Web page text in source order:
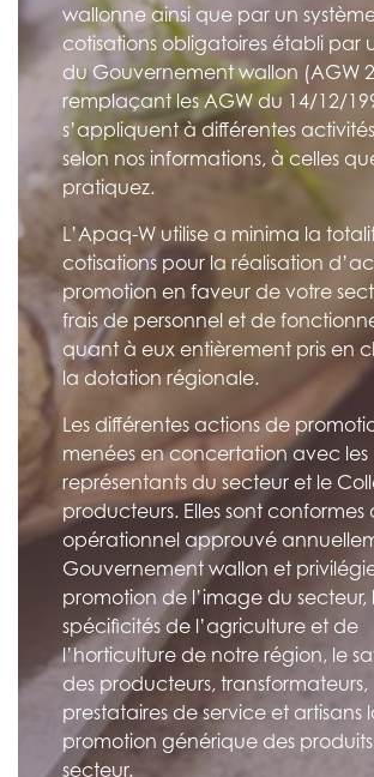
wallonne ainsi que par un
cotisations obligatoires établi par
du Gouvernement wallon (AGW
remplaçant les AGW du 14/12/
s’appliquent à différentes
selon nos informations, à celles
pratiquez.
L’Apaq-W utilise a minima la
cotisations pour la réalisation
promotion en faveur de votre
frais de personnel et de
quant à eux entièrement pris en
la dotation régionale.
Les différentes actions de
menées en concertation avec les
représentants du secteur et le
producteurs. Elles sont conformes
opérationnel approuvé
Gouvernement wallon et
promotion de l’image du secteur,
spécificités de l’agriculture et de
l’horticulture de notre région, le
des producteurs, transformateurs,
prestataires de service et artisans
promotion générique des
secteur.